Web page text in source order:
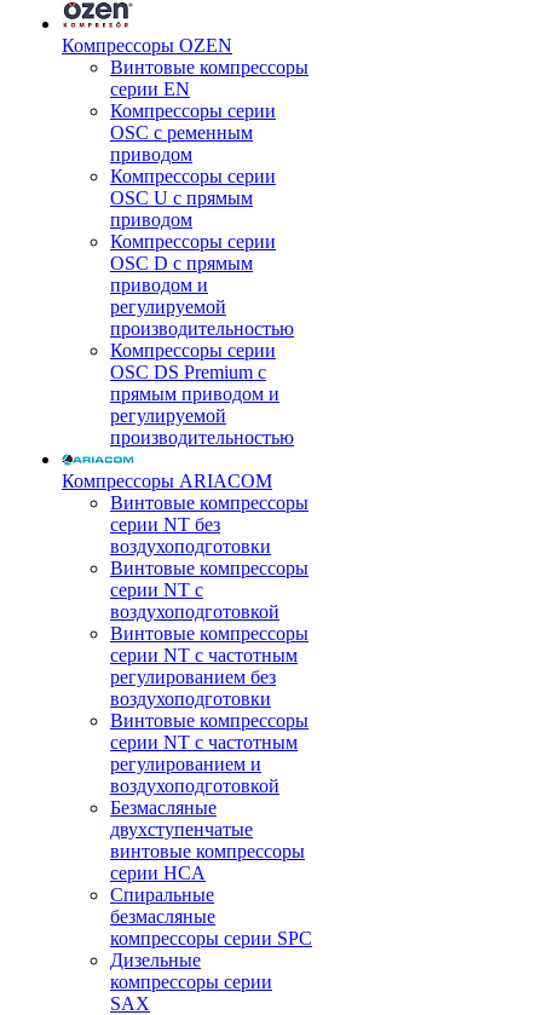
Компрессоры OZEN
Винтовые компрессоры
серии EN
Компрессоры серии
OSC с ременным
приводом
Компрессоры серии
OSC U с прямым
приводом
Компрессоры серии
OSC D с прямым
приводом и
регулируемой
производительностью
Компрессоры серии
OSC DS Premium с
прямым приводом и
регулируемой
производительностью
Компрессоры ARIACOM
Винтовые компрессоры
серии NT без
воздухоподготовки
Винтовые компрессоры
серии NT c
воздухоподготовкой
Винтовые компрессоры
серии NT с частотным
регулированием без
воздухоподготовки
Винтовые компрессоры
серии NT с частотным
регулированием и
воздухоподготовкой
Безмасляные
двухступенчатые
винтовые компрессоры
серии HCA
Спиральные
безмасляные
компрессоры серии SPC
Дизельные
компрессоры серии
SAX